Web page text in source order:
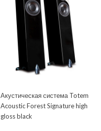
Акустическая система Totem
Acoustic Forest Signature high
gloss black